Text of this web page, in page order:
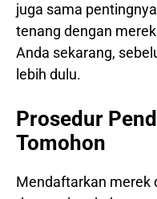
juga sama
tenang dengan
Anda sekarang,
lebih dulu.
Prosedur
Tomohon
Mendaftarkan merek